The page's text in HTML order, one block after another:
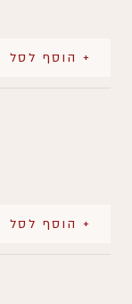
+ הוסף לסל
+ הוסף לסל